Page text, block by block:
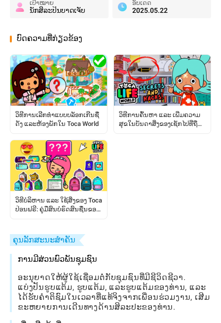
ເປົ້າໝາຍ
ນັກສິລະປິນບາດເຈັບ
ອັບເດດ
2025.05.22
ບົດຄວາມທີ່ກ່ຽວຂ້ອງ
ວິທີການເລີກທຳແບບບລັອກເກີນຊື່
ດັງ ແລະຫ້ອງພັກໃນ Toca World
ວິທີການຄົ້ນຫາ ແລະ ເພີ່ມຄວາມ
ສຸຂໃນບັນດາສິ່ງຂອງເຊັກໄປທີ່ຖືກ
ວິທີບໍລິຫານ ແລະ ໃຊ້ສິ່ງຂອງ Toca
ປ່ອນຟຣີ: ຄູ່ມືສົນບໍຣົດສົນຊື່ນຂອງ
ຄຸນລັກສະນະສໍາຄັນ
ການມີສ່ວນພົວພັນຊຸມຊົນ
ອະນຸຍາດໃຫ້ຜູ້ໃຊ້ເຊື່ອມຕໍ່ກັບຊຸມຊົນທີ່ມີຊີວິດຊີວາ.
ແບ່ງປັນຮູບແຕ້ມ, ຮູບແຕ້ມ, ແລະຮູບແຕ້ມຂອງທ່ານ, ແລະ
ໄດ້ຮັບຄໍາຕິຊົມໃນເວລາທີ່ແທ້ຈິງຈາກເພື່ອນຮ່ວມງານ, ເສີມ
ຂະຫຍາຍການເດີນທາງດ້ານສິລະປະຂອງທ່ານ.